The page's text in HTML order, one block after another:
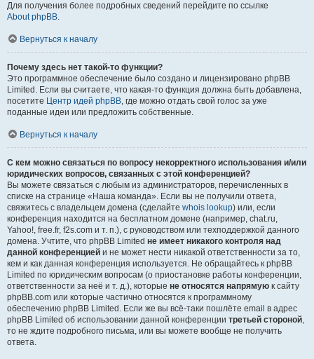
Для получения более подробных сведений перейдите по ссылке
About phpBB.
Вернуться к началу
Почему здесь нет такой-то функции?
Это программное обеспечение было создано и лицензировано phpBB
Limited. Если вы считаете, что какая-то функция должна быть добавлена,
посетите Центр идей phpBB, где можно отдать свой голос за уже
поданные идеи или предложить собственные.
Вернуться к началу
С кем можно связаться по вопросу некорректного использования и/или
юридических вопросов, связанных с этой конференцией?
Вы можете связаться с любым из администраторов, перечисленных в
списке на странице «Наша команда». Если вы не получили ответа,
свяжитесь с владельцем домена (сделайте whois lookup) или, если
конференция находится на бесплатном домене (например, chat.ru,
Yahoo!, free.fr, f2s.com и т. п.), с руководством или техподдержкой данного
домена. Учтите, что phpBB Limited не имеет никакого контроля над
данной конференцией и не может нести никакой ответственности за то,
кем и как данная конференция используется. Не обращайтесь к phpBB
Limited по юридическим вопросам (о приостановке работы конференции,
ответственности за неё и т. д.), которые не относятся напрямую к сайту
phpBB.com или которые частично относятся к программному
обеспечению phpBB Limited. Если же вы всё-таки пошлёте email в адрес
phpBB Limited об использовании данной конференции третьей стороной,
то не ждите подробного письма, или вы можете вообще не получить
ответа.